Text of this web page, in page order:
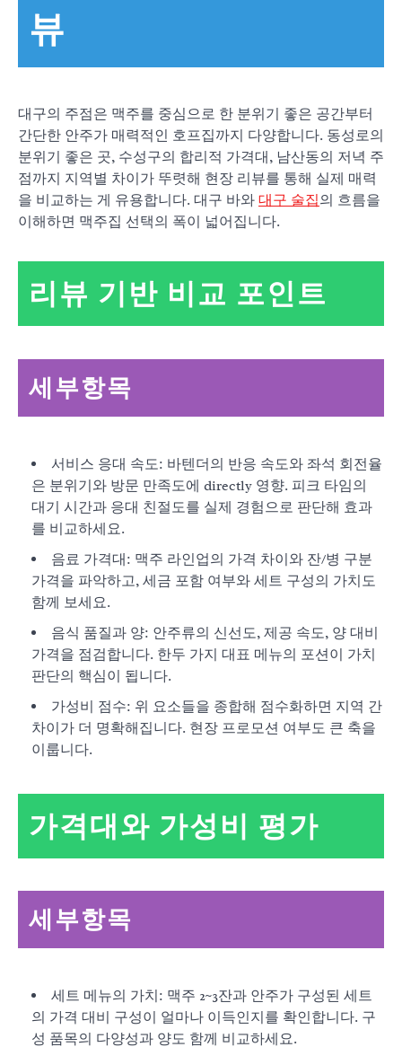
뷰
대구의 주점은 맥주를 중심으로 한 분위기 좋은 공간부터
간단한 안주가 매력적인 호프집까지 다양합니다. 동성로의
분위기 좋은 곳, 수성구의 합리적 가격대, 남산동의 저녁 주
점까지 지역별 차이가 뚜렷해 현장 리뷰를 통해 실제 매력
을 비교하는 게 유용합니다. 대구 바와 대구 술집의 흐름을
이해하면 맥주집 선택의 폭이 넓어집니다.
리뷰 기반 비교 포인트
세부항목
서비스 응대 속도: 바텐더의 반응 속도와 좌석 회전율
은 분위기와 방문 만족도에 directly 영향. 피크 타임의
대기 시간과 응대 친절도를 실제 경험으로 판단해 효과
를 비교하세요.
음료 가격대: 맥주 라인업의 가격 차이와 잔/병 구분
가격을 파악하고, 세금 포함 여부와 세트 구성의 가치도
함께 보세요.
음식 품질과 양: 안주류의 신선도, 제공 속도, 양 대비
가격을 점검합니다. 한두 가지 대표 메뉴의 포션이 가치
판단의 핵심이 됩니다.
가성비 점수: 위 요소들을 종합해 점수화하면 지역 간
차이가 더 명확해집니다. 현장 프로모션 여부도 큰 축을
이룹니다.
가격대와 가성비 평가
세부항목
세트 메뉴의 가치: 맥주 2~3잔과 안주가 구성된 세트
의 가격 대비 구성이 얼마나 이득인지를 확인합니다. 구
성 품목의 다양성과 양도 함께 비교하세요.